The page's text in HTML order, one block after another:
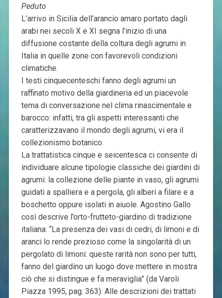
Peduto
L’arrivo in Sicilia dell’arancio amaro portato dagli
arabi nei secoli X e XI segna l’inizio di una
diffusione costante della coltura degli agrumi in
Italia in quelle zone con favorevoli condizioni
climatiche.
I testi cinquecenteschi fanno degli agrumi un
raffinato motivo della giardineria ed un piacevole
tema di conversazione nel clima rinascimentale e
barocco: infatti, tra gli aspetti interessanti che
caratterizzavano il mondo degli agrumi, vi era il
collezionismo botanico.
La trattatistica cinque e seicentesca ci consente di
individuare alcune tipologie classiche dei giardini di
agrumi: la collezione delle piante in vaso, gli agrumi
guidati a spalliera e a pergola, gli alberi a filare e a
boschetto oppure isolati in aiuole. Agostino Gallo
così descrive l’orto-frutteto-giardino di tradizione
italiana: “La presenza dei vasi di cedri, di limoni e di
aranci lo rende prezioso come la singolarità di un
pergolato di limoni: queste rarità non sono per tutti,
fanno del giardino un luogo dove mettere in mostra
ciò che si distingue e fa meraviglia” (da Varoli
Piazza 1995, pag. 363). Alle descrizioni dei trattati